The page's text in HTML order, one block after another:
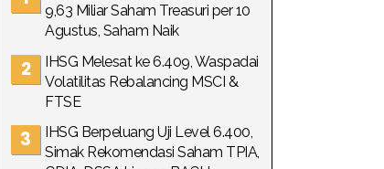
9,63 Miliar Saham Treasuri per 10
Agustus, Saham Naik
IHSG Melesat ke 6.409, Waspadai
Volatilitas Rebalancing MSCI &
FTSE
IHSG Berpeluang Uji Level 6.400,
Simak Rekomendasi Saham TPIA,